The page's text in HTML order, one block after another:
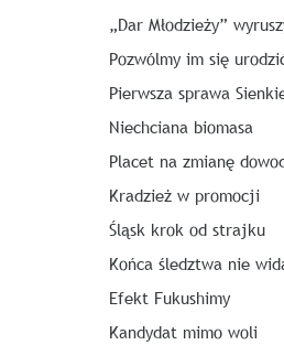
„Dar Młodzieży”
Pozwólmy im się
Pierwsza sprawa
Niechciana biomasa
Placet na zmianę
Kradzież w promocji
Śląsk krok od strajku
Końca śledztwa nie
Efekt Fukushimy
Kandydat mimo woli